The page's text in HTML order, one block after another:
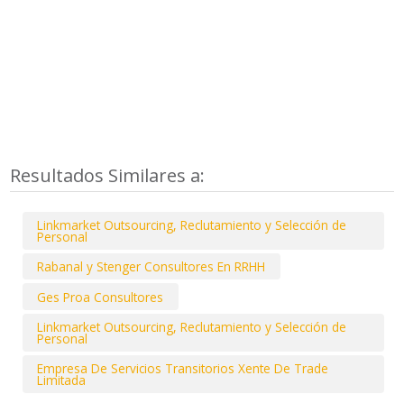
Resultados Similares a:
Linkmarket Outsourcing, Reclutamiento y Selección de
Personal
Rabanal y Stenger Consultores En RRHH
Ges Proa Consultores
Linkmarket Outsourcing, Reclutamiento y Selección de
Personal
Empresa De Servicios Transitorios Xente De Trade
Limitada